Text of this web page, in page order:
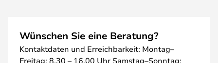
Wünschen Sie eine Beratung?
Kontaktdaten und Erreichbarkeit: Montag–
Freitag: 8.30 – 16.00 Uhr Samstag–Sonntag: